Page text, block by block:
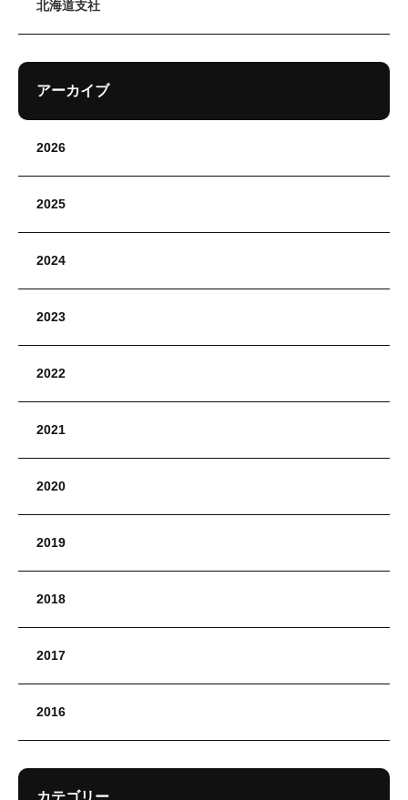
北海道支社
アーカイブ
2026
2025
2024
2023
2022
2021
2020
2019
2018
2017
2016